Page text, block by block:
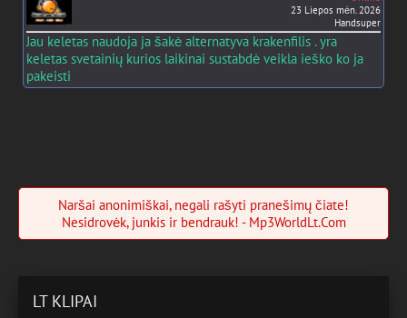
23 Liepos mėn. 2026
Handsuper
Jau keletas naudoja ja šakė alternatyva krakenfilis . yra
keletas svetainių kurios laikinai sustabdė veikla ieško ko ja
pakeisti
Naršai anonimiškai, negali rašyti pranešimų čiate!
Nesidrovėk, junkis ir bendrauk! - Mp3WorldLt.Com
LT KLIPAI